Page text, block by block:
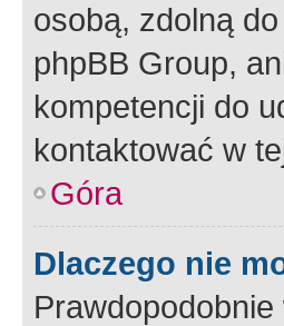
osobą, zdolną
phpBB Group,
kompetencji do
kontaktować w
Góra
Dlaczego nie
Prawdopodobnie